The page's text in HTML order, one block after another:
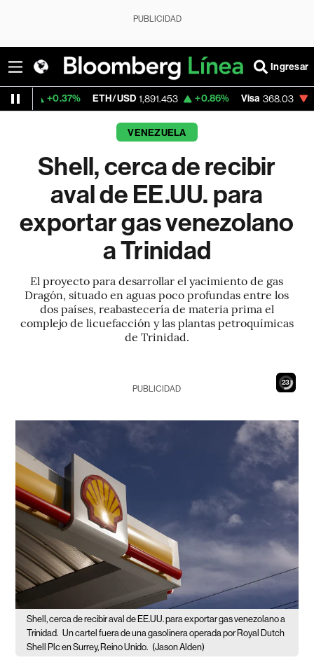
PUBLICIDAD
Ingresar
ETH/USD 1,891.453 +0.86% Visa 368.03 -0.42%
VENEZUELA
Shell, cerca de recibir
aval de EE.UU. para
exportar gas venezolano
a Trinidad
El proyecto para desarrollar el yacimiento de gas
Dragón, situado en aguas poco profundas entre los
dos países, reabastecería de materia prima el
complejo de licuefacción y las plantas petroquímicas
de Trinidad.
21
PUBLICIDAD
Shell, cerca de recibir aval de EE.UU. para exportar gas venezolano a
Trinidad. Un cartel fuera de una gasolinera operada por Royal Dutch
Shell Plc en Surrey, Reino Unido. (Jason Alden)